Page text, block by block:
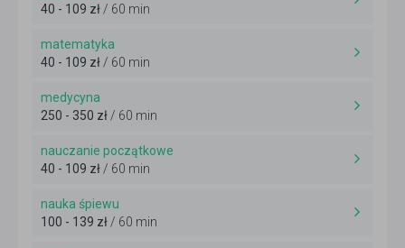
40 - 109 zł/ 60 min
matematyka
40 - 109 zł/ 60 min
medycyna
250 - 350 zł/ 60 min
nauczanie początkowe
40 - 109 zł/ 60 min
nauka śpiewu
100 - 139 zł/ 60 min